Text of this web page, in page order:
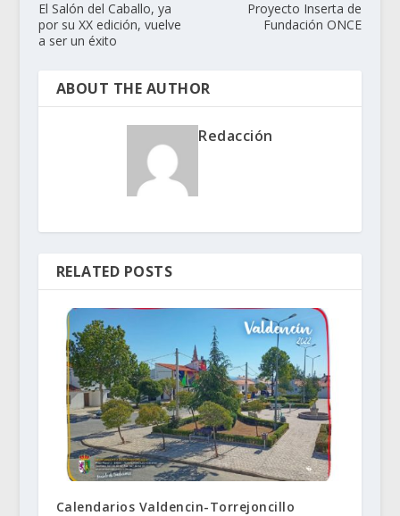
El Salón del Caballo, ya
por su XX edición, vuelve
a ser un éxito
Proyecto Inserta de
Fundación ONCE
ABOUT THE AUTHOR
Redacción
RELATED POSTS
Calendarios Valdencin-Torrejoncillo